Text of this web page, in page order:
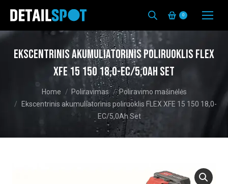
0
Ekscentrinis akumuliatorinis poliruoklis FLEX
XFE 15 150 18,0-EC/5,0Ah Set
You are here:Home Poliravimas
Poliravimo mašinėlės
Ekscentrinis akumuliatorinis poliruoklis FLEX XFE 15 150 18,0-
EC/5,0Ah Set